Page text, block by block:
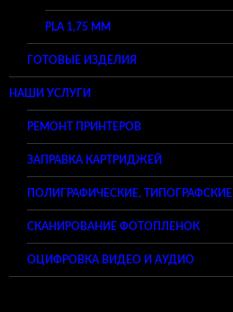
PLA 1,75 ММ
ГОТОВЫЕ ИЗДЕЛИЯ
НАШИ УСЛУГИ
РЕМОНТ ПРИНТЕРОВ
ЗАПРАВКА КАРТРИДЖЕЙ
ПОЛИГРАФИЧЕСКИЕ, ТИПОГРАФСКИЕ
СКАНИРОВАНИЕ ФОТОПЛЕНОК
ОЦИФРОВКА ВИДЕО И АУДИО